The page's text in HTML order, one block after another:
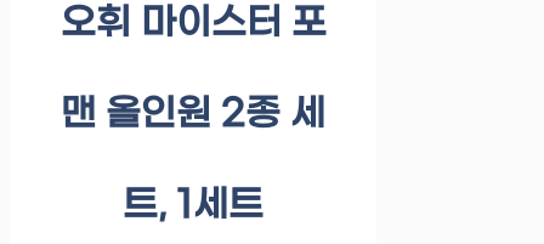
오휘 마이스터 포
맨 올인원 2종 세
트, 1세트